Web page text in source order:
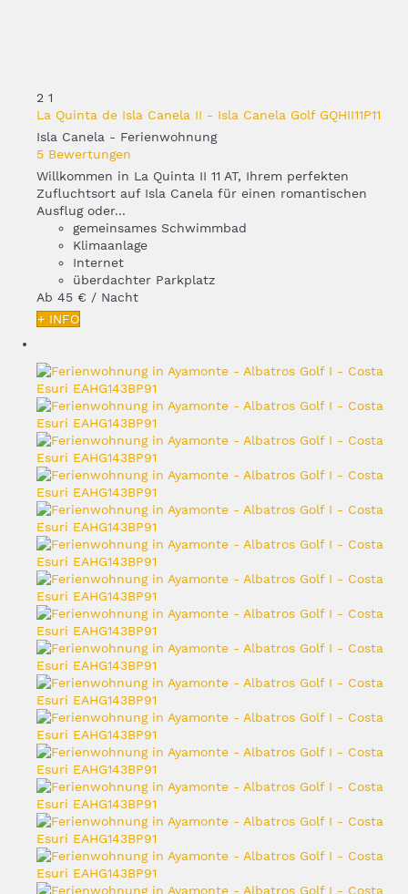
2 1
La Quinta de Isla Canela II - Isla Canela Golf GQHII11P11
Isla Canela - Ferienwohnung
5 Bewertungen
Willkommen in La Quinta II 11 AT, Ihrem perfekten
Zufluchtsort auf Isla Canela für einen romantischen
Ausflug oder...
gemeinsames Schwimmbad
Klimaanlage
Internet
überdachter Parkplatz
Ab 45 € / Nacht
+ INFO